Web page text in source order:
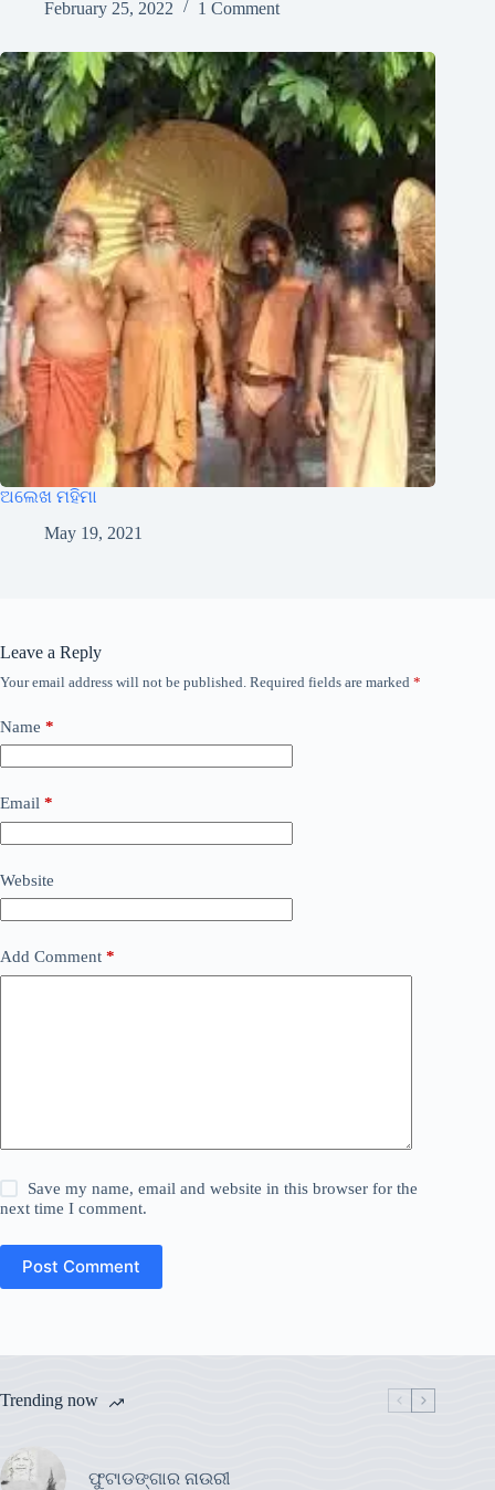
February 25, 2022 1 Comment
ଅଲେଖ ମହିମା
May 19, 2021
Leave a Reply
Your email address will not be published. Required fields are marked *
Name *
Email *
Website
Add Comment *
Save my name, email and website in this browser for the
next time I comment.
Post Comment
Trending now
ଫୁଟାଡଙ୍ଗାର ନାଉରୀ